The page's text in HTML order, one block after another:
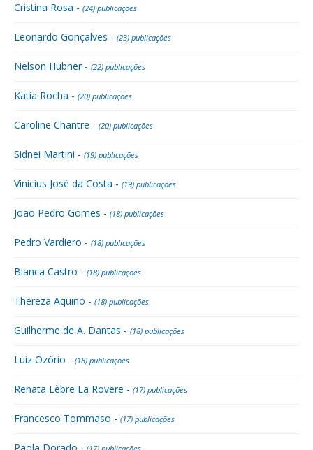
Cristina Rosa - (24) publicações
Leonardo Gonçalves - (23) publicações
Nelson Hubner - (22) publicações
Katia Rocha - (20) publicações
Caroline Chantre - (20) publicações
Sidnei Martini - (19) publicações
Vinícius José da Costa - (19) publicações
João Pedro Gomes - (18) publicações
Pedro Vardiero - (18) publicações
Bianca Castro - (18) publicações
Thereza Aquino - (18) publicações
Guilherme de A. Dantas - (18) publicações
Luiz Ozório - (18) publicações
Renata Lèbre La Rovere - (17) publicações
Francesco Tommaso - (17) publicações